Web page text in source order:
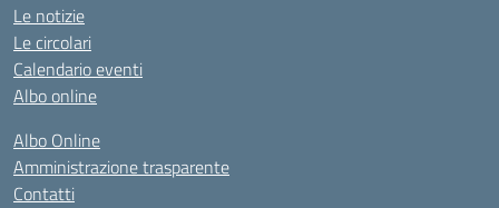
Le notizie
Le circolari
Calendario eventi
Albo online
Albo Online
Amministrazione trasparente
Contatti